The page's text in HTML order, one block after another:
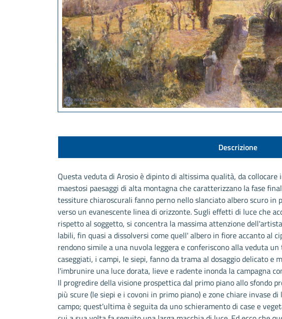
Descrizione
Questa veduta di Arosio è dipinto di altissima qualità, da
maestosi paesaggi di alta montagna che caratterizzano la fase
tessiture chiaroscurali fanno perno nello slanciato albero scuro in
verso un evanescente linea di orizzonte. Sugli effetti di luce che
rispetto al soggetto, si concentra la massima attenzione
labili, fin quasi a dissolversi come quell' albero in fiore accanto al
rendono simile a una nuvola leggera e conferiscono alla veduta
caseggiati, i campi, le siepi, fanno da trama al dosaggio delicato e
l'imbrunire una luce dorata, lieve e radente inonda la campagna
Il progredire della visione prospettica dal primo piano allo sfondo
più scure (le siepi e i covoni in primo piano) e zone chiare invase
campo; quest'ultima è seguita da uno schieramento di case e